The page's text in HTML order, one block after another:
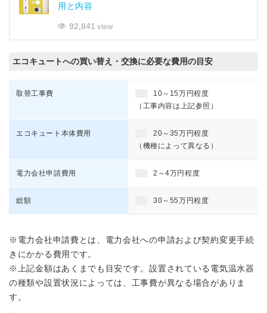
用と内容
92,841 view
エコキュートへの買い替え・交換に必要な費用の目安
取替工事費
10～15万円程度
（工事内容は上記参照）
エコキュート本体費用
20～35万円程度
（機種によって異なる）
電力会社申請費用 2～4万円程度
総額 30～55万円程度
※電力会社申請費とは、電力会社への申請および契約変更手続
きにかかる費用です。
※上記金額はあくまでも目安です。設置されている電気温水器
の種類や設置状況によっては、工事費が異なる場合がありま
す。